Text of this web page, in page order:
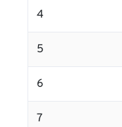
4
5
6
7